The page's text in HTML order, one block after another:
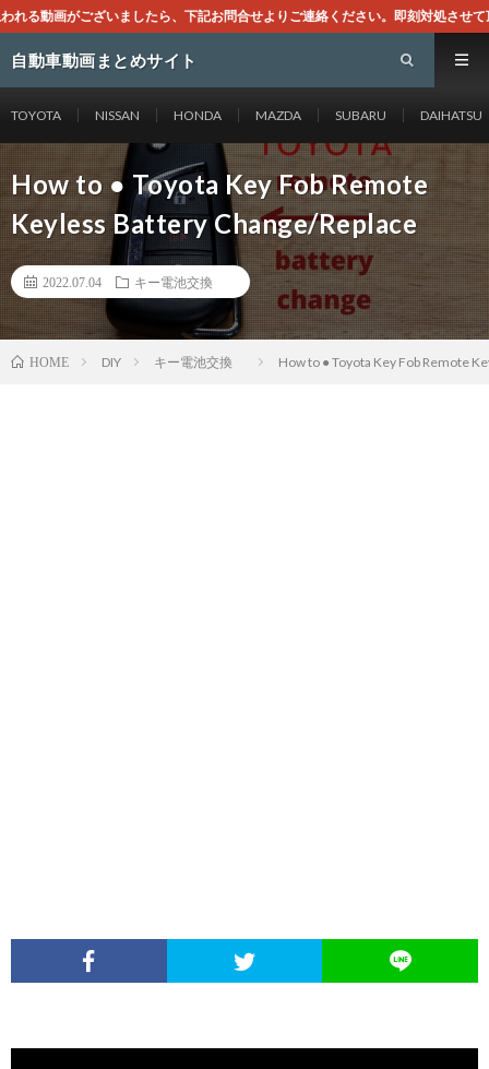
、下記お問合せよりご連絡ください。即刻対処させて頂きます。なお、同サ
自動車動画まとめサイト
TOYOTA NISSAN HONDA MAZDA SUBARU DAIHATSU
How to ● Toyota Key Fob Remote
Keyless Battery Change/Replace
2022.07.04 キー電池交換
HOME DIY キー電池交換 How to ● Toyota Key Fob Remote